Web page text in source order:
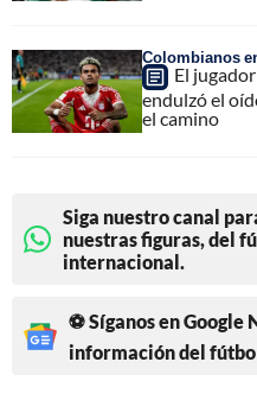
Colombianos
El
endulzó el
el camino
Siga nuestro canal
nuestras figuras, del
internacional.
⚽ Síganos en Google
información del